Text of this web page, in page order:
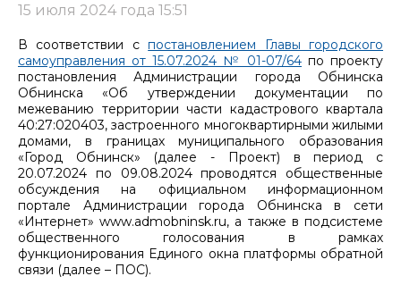
15 июля 2024 года 15:51
В соответствии спостановлением Главы городского
самоуправления от 15.07.2024 № 01-07/64 по проекту
постановления Администрации города Обнинска
Обнинска «Об утверждении документации по
межеванию территории части кадастрового квартала
40:27:020403, застроенного многоквартирными жилыми
домами, в границах муниципального образования
«Город Обнинск» (далее - Проект) в период с
20.07.2024 по 09.08.2024 проводятся общественные
обсуждения на официальном информационном
портале Администрации города Обнинска в сети
«Интернет» www.admobninsk.ru, а также в подсистеме
общественного голосования в рамках
функционирования Единого окна платформы обратной
связи (далее – ПОС).